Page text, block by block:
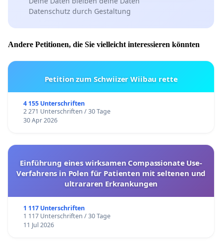
Datenschutz durch Gestaltung
Andere Petitionen, die Sie vielleicht interessieren könnten
Petition zum Schwiizer Wiibau rette
4 155 Unterschriften
2 271 Unterschriften / 30 Tage
30 Apr 2026
Einführung eines wirksamen Compassionate Use-
Verfahrens in Polen für Patienten mit seltenen und
ultrararen Erkrankungen
1 117 Unterschriften
1 117 Unterschriften / 30 Tage
11 Jul 2026